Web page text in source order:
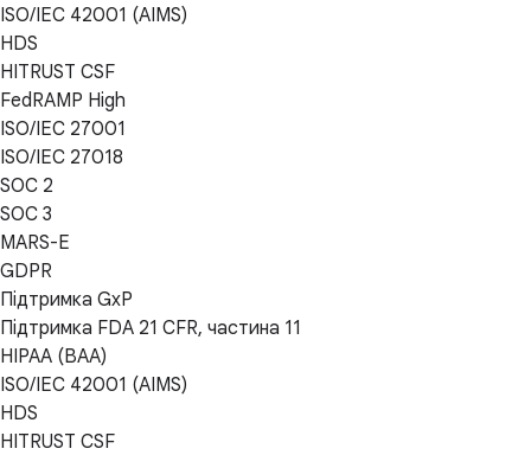
ISO/IEC 42001 (AIMS)
HDS
HITRUST CSF
FedRAMP High
ISO/IEC 27001
ISO/IEC 27018
SOC 2
SOC 3
MARS-E
GDPR
Підтримка GxP
Підтримка FDA 21 CFR, частина 11
HIPAA (BAA)
ISO/IEC 42001 (AIMS)
HDS
HITRUST CSF